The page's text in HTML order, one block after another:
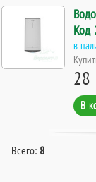
Код
в
28
В
Всего: 8